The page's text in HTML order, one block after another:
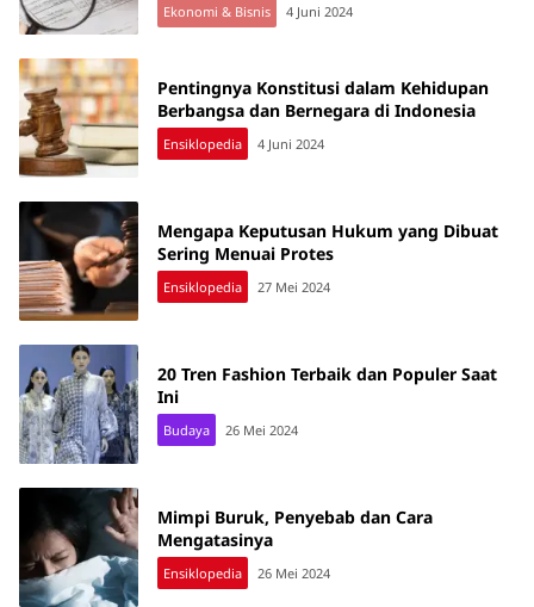
Ekonomi & Bisnis 4 Juni 2024
Pentingnya Konstitusi dalam Kehidupan
Berbangsa dan Bernegara di Indonesia
Ensiklopedia 4 Juni 2024
Mengapa Keputusan Hukum yang Dibuat
Sering Menuai Protes
Ensiklopedia 27 Mei 2024
20 Tren Fashion Terbaik dan Populer Saat
Ini
Budaya 26 Mei 2024
Mimpi Buruk, Penyebab dan Cara
Mengatasinya
Ensiklopedia 26 Mei 2024